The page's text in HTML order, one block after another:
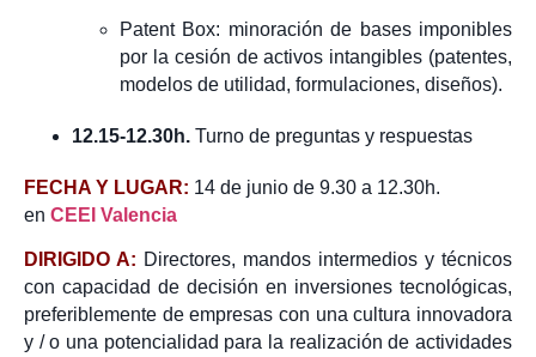
Patent Box: minoración de bases imponibles
por la cesión de activos intangibles (patentes,
modelos de utilidad, formulaciones, diseños).
12.15-12.30h. Turno de preguntas y respuestas
FECHA Y LUGAR: 14 de junio de 9.30 a 12.30h.
en CEEI Valencia
DIRIGIDO A: Directores, mandos intermedios y técnicos
con capacidad de decisión en inversiones tecnológicas,
preferiblemente de empresas con una cultura innovadora
y / o una potencialidad para la realización de actividades